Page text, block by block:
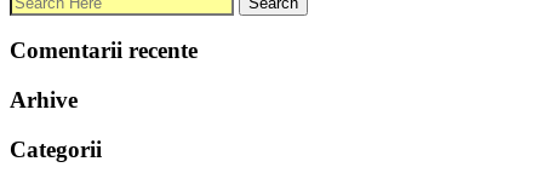
Comentarii recente
Arhive
Categorii